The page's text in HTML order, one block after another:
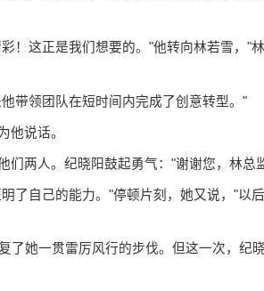
！这正是我们想要的。"他转向林若雪，"
带领团队在短时间内完成了创意转型。"
说话。
们两人。纪晓阳鼓起勇气："谢谢您，林总
了自己的能力。"停顿片刻，她又说，"以
了她一贯雷厉风行的步伐。但这一次，纪